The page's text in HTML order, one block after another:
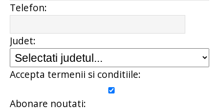
Telefon:
Judet:
Accepta termenii si conditiile:
Abonare noutati: